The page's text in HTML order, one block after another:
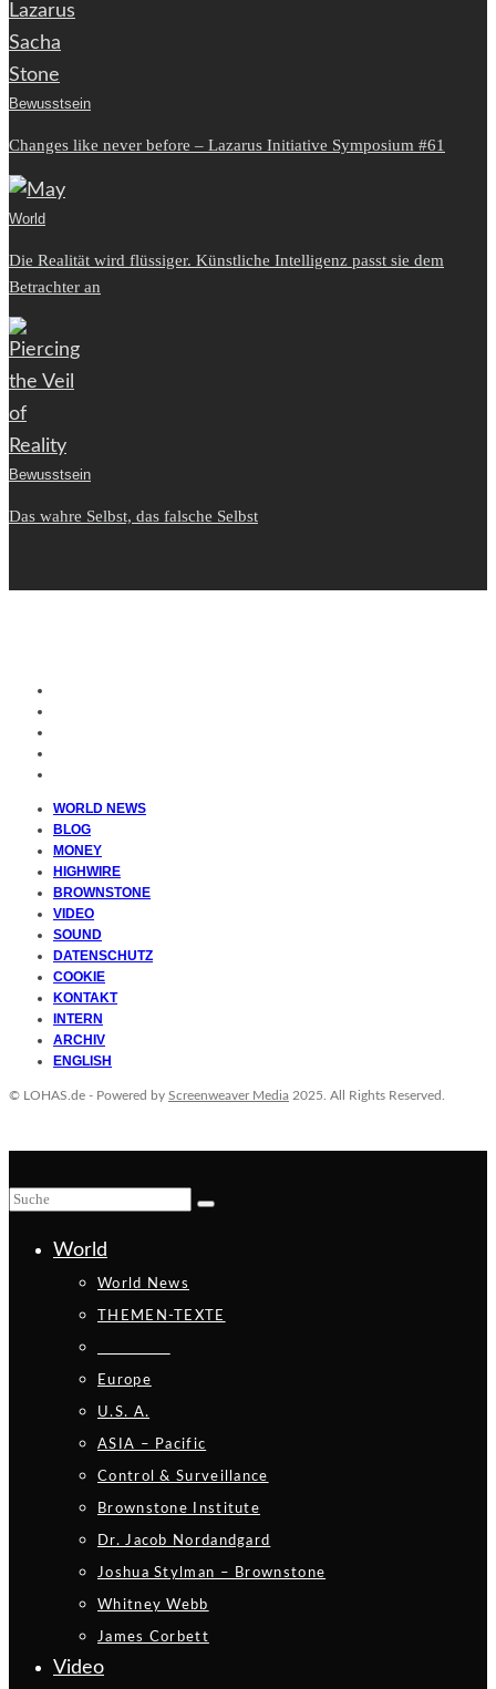
Bewusstsein
Changes like never before – Lazarus Initiative Symposium #61
World
Die Realität wird flüssiger. Künstliche Intelligenz passt sie dem
Betrachter an
Bewusstsein
Das wahre Selbst, das falsche Selbst
WORLD NEWS
BLOG
MONEY
HIGHWIRE
BROWNSTONE
VIDEO
SOUND
DATENSCHUTZ
COOKIE
KONTAKT
INTERN
ARCHIV
ENGLISH
© LOHAS.de - Powered by Screenweaver Media 2025. All Rights Reserved.
World
World News
THEMEN-TEXTE
Europe
U.S. A.
ASIA – Pacific
Control & Surveillance
Brownstone Institute
Dr. Jacob Nordandgard
Joshua Stylman – Brownstone
Whitney Webb
James Corbett
Video